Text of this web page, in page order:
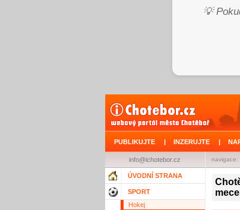
💡
PUBLIKUJTE | INZERUJTE |
navigace:
info@ichotebor.cz
ÚVODNÍ STRANA
SPORT
Hokej